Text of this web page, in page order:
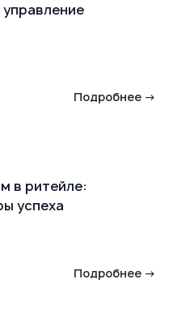
Подробнее →
в ритейле:
успеха
Подробнее →